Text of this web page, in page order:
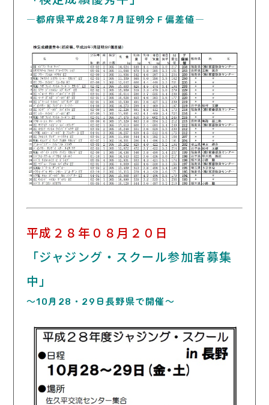
―都府県平成28年7月証明分Ｆ偏差値―
平成２８年０８月２０日
「ジャジング・スクール参加者募集
中」
～10月28・29日長野県で開催～